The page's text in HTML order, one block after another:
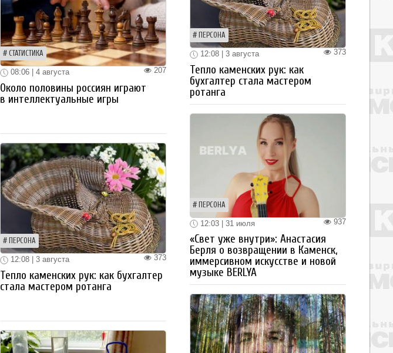
СТАТИСТИКА
207
08:06 | 4 августа
Около половины россиян играют
в интеллектуальные игры
ПЕРСОНА
373
12:08 | 3 августа
Тепло каменских рук: как бухгалтер
стала мастером ротанга
ПЕРСОНА
373
12:08 | 3 августа
Тепло каменских рук: как
бухгалтер стала мастером
ротанга
ПЕРСОНА
937
12:03 | 31 июля
«Свет уже внутри»: Анастасия
Берля о возвращении в Каменск,
иммерсивном искусстве и новой
музыке BERLYA